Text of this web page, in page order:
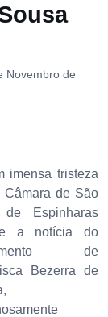
Novembro de
imensa tristeza
Câmara de São
Espinharas
a notícia do
de
Bezerra de